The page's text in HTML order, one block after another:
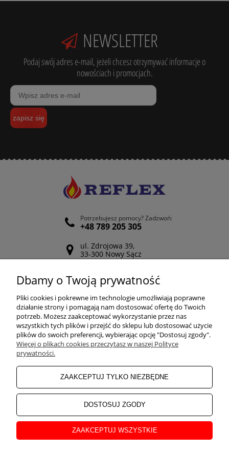
NEWSLETTER
Podaj swój adres e-mail, jeżeli chcesz otrzymywać informacje o
nowościach i promocjach.
zapisz się
Potrzebujesz pomocy? Zadzwoń:
+48 789 205 305
ul. Zdrojowa 39,
33-300 Nowy Sącz
Odwiedź nasz Facebook
POMOC
ZAKUPY
MOJE KONTO
INFORMACJE
O NAS
Dbamy o Twoją prywatność
Pliki cookies i pokrewne im technologie umożliwiają poprawne
działanie strony i pomagają nam dostosować ofertę do Twoich
potrzeb. Możesz zaakceptować wykorzystanie przez nas
wszystkich tych plików i przejść do sklepu lub dostosować użycie
plików do swoich preferencji, wybierając opcję "Dostosuj zgody".
Więcej o plikach cookies przeczytasz w naszej Polityce
prywatności.
ZAAKCEPTUJ TYLKO NIEZBĘDNE
DOSTOSUJ ZGODY
ZAAKCEPTUJ WSZYSTKIE